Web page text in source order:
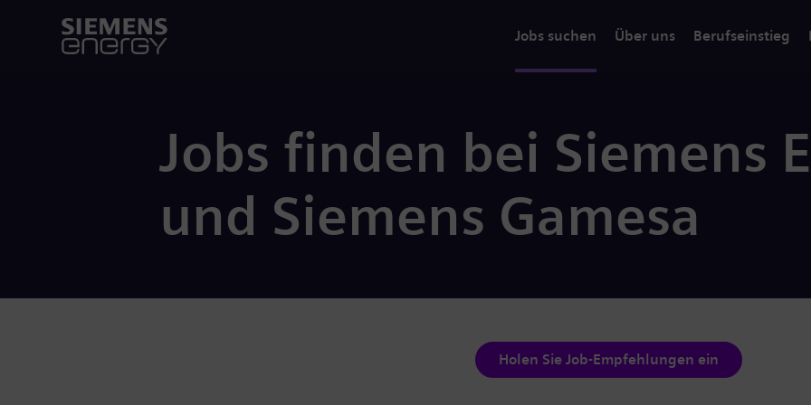
Jobs suchen Über uns Berufseinstieg
Jobs finden bei Siemens
und Siemens Gamesa
Holen Sie Job-Empfehlungen ein